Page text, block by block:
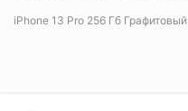
iPhone 13 Pro 256 Гб Графитовый